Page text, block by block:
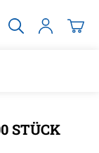
STÜCK